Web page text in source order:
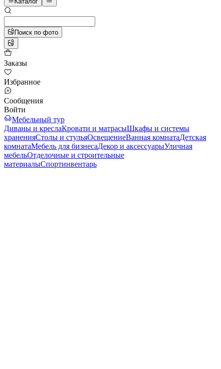
Поиск по фото
Заказы
Избранное
Сообщения
Войти
Мебельный тур
Диваны и креслаКровати и матрасыШкафы и системы
храненияСтолы и стульяОсвещениеВанная комнатаДетская
комнатаМебель для бизнесаДекор и аксессуарыУличная
мебельОтделочные и строительные
материалыСпортинвентарь